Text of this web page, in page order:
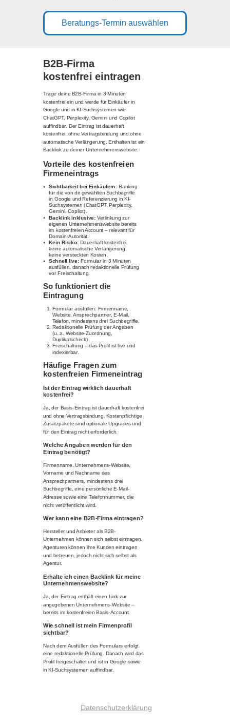
Datenschutzerklärung
Beratungs-Termin auswählen
B2B-Firma
kostenfrei eintragen
Trage deine B2B-Firma in 3 Minuten
kostenfrei ein und werde für Einkäufer in
Google und in KI-Suchsystemen wie
ChatGPT, Perplexity, Gemini und Copilot
auffindbar. Der Eintrag ist dauerhaft
kostenfrei, ohne Vertragsbindung und ohne
automatische Verlängerung. Enthalten ist ein
Backlink zu deiner Unternehmenswebsite.
Vorteile des kostenfreien
Firmeneintrags
Sichtbarkeit bei Einkäufern: Ranking
für die von dir gewählten Suchbegriffe
in Google und Referenzierung in KI-
Suchsystemen (ChatGPT, Perplexity,
Gemini, Copilot).
Backlink inklusive: Verlinkung zur
eigenen Unternehmenswebsite bereits
im kostenfreien Account – relevant für
Domain-Autorität.
Kein Risiko: Dauerhaft kostenfrei,
keine automatische Verlängerung,
keine versteckten Kosten.
Schnell live: Formular in 3 Minuten
ausfüllen, danach redaktionelle Prüfung
vor Freischaltung.
So funktioniert die
Eintragung
Formular ausfüllen: Firmenname,
Website, Ansprechpartner, E-Mail,
Telefon, mindestens drei Suchbegriffe.
Redaktionelle Prüfung der Angaben
(u. a. Website-Zuordnung,
Duplikatscheck).
Freischaltung – das Profil ist live und
indexierbar.
Häufige Fragen zum
kostenfreien Firmeneintrag
Ist der Eintrag wirklich dauerhaft
kostenfrei?
Ja, der Basis-Eintrag ist dauerhaft kostenfrei
und ohne Vertragsbindung. Kostenpflichtige
Zusatzpakete sind optionale Upgrades und
für den Eintrag nicht erforderlich.
Welche Angaben werden für den
Eintrag benötigt?
Firmenname, Unternehmens-Website,
Vorname und Nachname des
Ansprechpartners, mindestens drei
Suchbegriffe, eine persönliche E-Mail-
Adresse sowie eine Telefonnummer, die
nicht veröffentlicht wird.
Wer kann eine B2B-Firma eintragen?
Hersteller und Anbieter als B2B-
Unternehmen können sich selbst eintragen.
Agenturen können ihre Kunden eintragen
und betreuen, jedoch nicht sich selbst als
Agentur.
Erhalte ich einen Backlink für meine
Unternehmenswebsite?
Ja, der Eintrag enthält einen Link zur
angegebenen Unternehmens-Website –
bereits im kostenfreien Basis-Account.
Wie schnell ist mein Firmenprofil
sichtbar?
Nach dem Ausfüllen des Formulars erfolgt
eine redaktionelle Prüfung. Danach wird das
Profil freigeschaltet und ist in Google sowie
in KI-Suchsystemen auffindbar.